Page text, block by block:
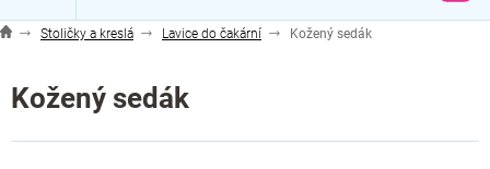
Stoličky a kreslá Lavice do čakární Kožený sedák
Kožený sedák